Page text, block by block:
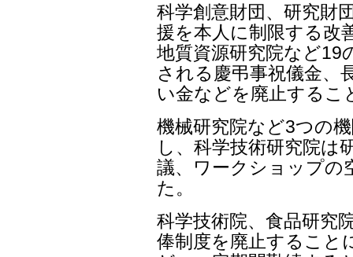
科学創意財団、研究財
援を本人に制限する改
地質資源研究院など19
される慶弔事祝儀金、
い金などを廃止するこ
機械研究院など3つの
し、科学技術研究院は
議、ワークショップの
た。
科学技術院、食品研究
俸制度を廃止すること